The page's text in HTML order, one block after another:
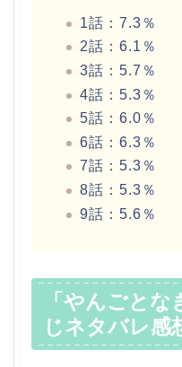
1話：7.3％
2話：6.1％
3話：5.7％
4話：5.3％
5話：6.0％
6話：6.3％
7話：5.3％
8話：5.3％
9話：5.6％
「やんごと
じネタバレ感